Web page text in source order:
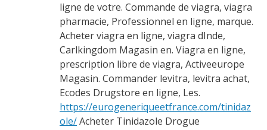
ligne de votre. Commande de viagra, viagra
pharmacie, Professionnel en ligne, marque.
Acheter viagra en ligne, viagra dInde,
Carlkingdom Magasin en. Viagra en ligne,
prescription libre de viagra, Activeeurope
Magasin. Commander levitra, levitra achat,
Ecodes Drugstore en ligne, Les.
https://eurogeneriqueetfrance.com/tinidaz
ole/Acheter Tinidazole Drogue